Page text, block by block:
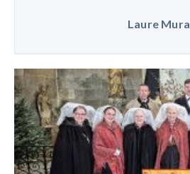
Laure Mura